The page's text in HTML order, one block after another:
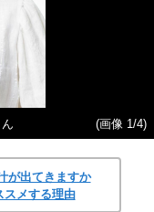
(画像 1/4)
が出てきますか
スメする理由